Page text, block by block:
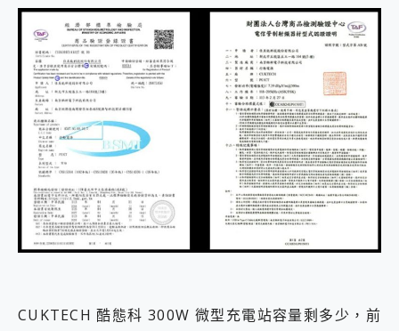
CUKTECH 酷態科 300W 微型充電站容量剩多少，前